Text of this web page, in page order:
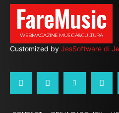
FareMusic
WEBMAGAZINE MUSICA&CULTURA
Customized by JesSoftware di